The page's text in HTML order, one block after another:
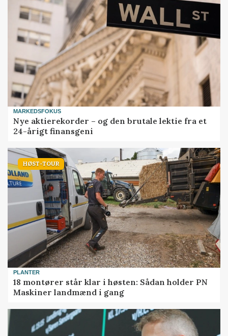
MARKEDSFOKUS
Nye aktierekorder – og den brutale lektie fra et
24-årigt finansgeni
HØST-TOUR
PLANTER
18 montører står klar i høsten: Sådan holder PN
Maskiner landmænd i gang